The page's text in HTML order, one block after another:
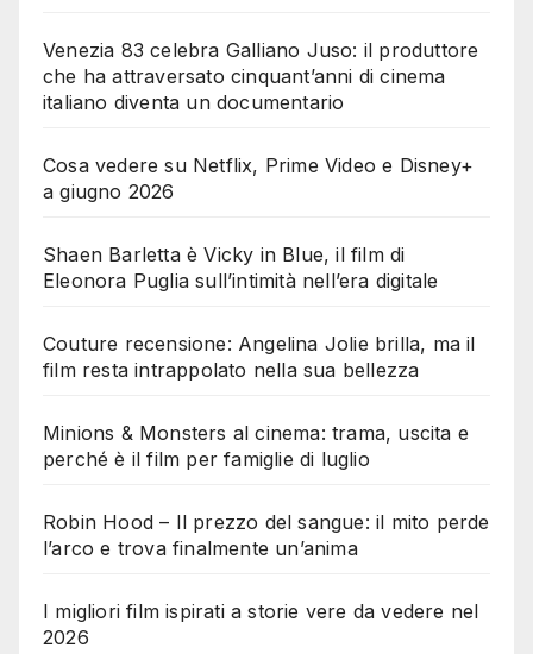
Venezia 83 celebra Galliano Juso: il produttore
che ha attraversato cinquant’anni di cinema
italiano diventa un documentario
Cosa vedere su Netflix, Prime Video e Disney+
a giugno 2026
Shaen Barletta è Vicky in Blue, il film di
Eleonora Puglia sull’intimità nell’era digitale
Couture recensione: Angelina Jolie brilla, ma il
film resta intrappolato nella sua bellezza
Minions & Monsters al cinema: trama, uscita e
perché è il film per famiglie di luglio
Robin Hood – Il prezzo del sangue: il mito perde
l’arco e trova finalmente un’anima
I migliori film ispirati a storie vere da vedere nel
2026